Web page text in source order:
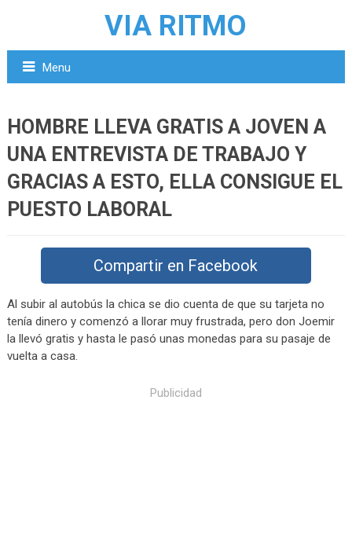
VIA RITMO
Menu
HOMBRE LLEVA GRATIS A JOVEN A
UNA ENTREVISTA DE TRABAJO Y
GRACIAS A ESTO, ELLA CONSIGUE EL
PUESTO LABORAL
Compartir en Facebook
Al subir al autobús la chica se dio cuenta de que su tarjeta no
tenía dinero y comenzó a llorar muy frustrada, pero don Joemir
la llevó gratis y hasta le pasó unas monedas para su pasaje de
vuelta a casa.
Publicidad